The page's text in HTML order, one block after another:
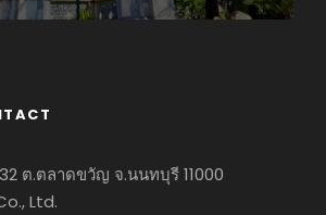
ต.ตลาดขวัญ จ.นนทบุรี 11000
Ltd.